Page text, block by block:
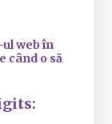
web în
când o să